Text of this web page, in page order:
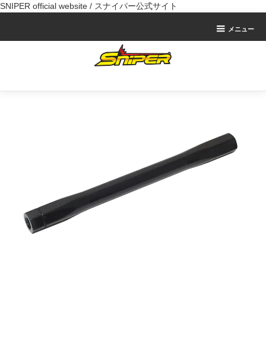
SNIPER official website / スナイパー公式サイト
メニュー